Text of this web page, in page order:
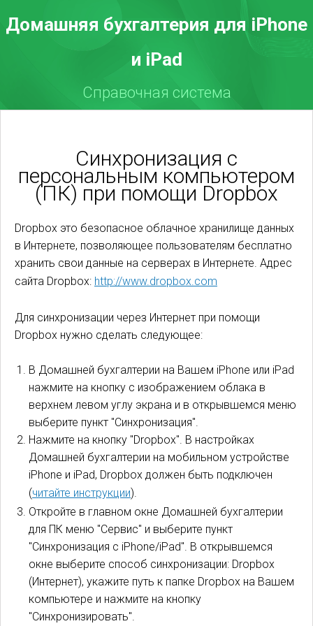
Домашняя бухгалтерия для iPhone
и iPad
Справочная система
Синхронизация с
персональным компьютером
(ПК) при помощи Dropbox
Dropbox это безопасное облачное хранилище данных
в Интернете, позволяющее пользователям бесплатно
хранить свои данные на серверах в Интернете. Адрес
сайта Dropbox: http://www.dropbox.com
Для синхронизации через Интернет при помощи
Dropbox нужно сделать следующее:
В Домашней бухгалтерии на Вашем iPhone или iPad
нажмите на кнопку с изображением облака в
верхнем левом углу экрана и в открывшемся меню
выберите пункт "Синхронизация".
Нажмите на кнопку "Dropbox". В настройках
Домашней бухгалтерии на мобильном устройстве
iPhone и iPad, Dropbox должен быть подключен
(читайте инструкции).
Откройте в главном окне Домашней бухгалтерии
для ПК меню "Сервис" и выберите пункт
"Синхронизация с iPhone/iPad". В открывшемся
окне выберите способ синхронизации: Dropbox
(Интернет), укажите путь к папке Dropbox на Вашем
компьютере и нажмите на кнопку
"Синхронизировать".